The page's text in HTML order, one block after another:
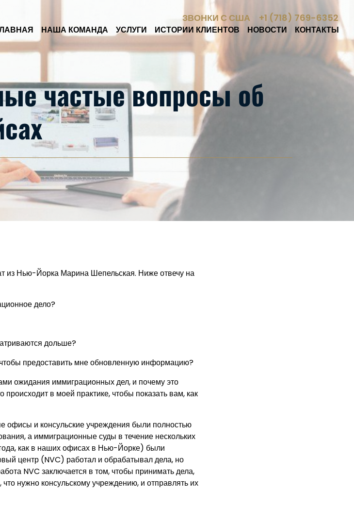
ЗВОНКИ С США +1 (718) 769-6352
НАША КОМАНДА УСЛУГИ ИСТОРИИ КЛИЕНТОВ НОВОСТИ КОНТАКТЫ
частые вопросы об
из Нью-Йорка Марина Шепельская. Ниже отвечу на
дело?
дольше?
предоставить мне обновленную информацию?
ожидания иммиграционных дел, и почему это
в моей практике, чтобы показать вам, как
и консульские учреждения были полностью
а иммиграционные суды в течение нескольких
как в наших офисах в Нью-Йорке) были
центр (NVC) работал и обрабатывал дела, но
NVC заключается в том, чтобы принимать дела,
нужно консульскому учреждению, и отправлять их